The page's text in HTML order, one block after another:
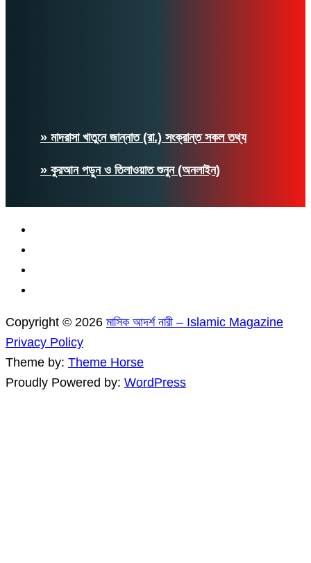
» মাদরাসা খাতুনে জান্নাত (রা.) সংক্রান্ত সকল তথ্য
» কুরআন পড়ুন ও তিলাওয়াত শুনুন (অনলাইন)
Copyright © 2026 মাসিক আদর্শ নারী – Islamic Magazine
Privacy Policy
Theme by: Theme Horse
Proudly Powered by: WordPress